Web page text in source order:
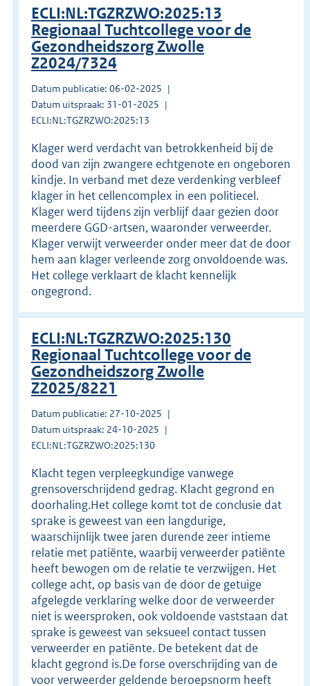
ECLI:NL:TGZRZWO:2025:13
Regionaal Tuchtcollege voor de
Gezondheidszorg Zwolle
Z2024/7324
Datum publicatie: 06-02-2025
Datum uitspraak: 31-01-2025
ECLI:NL:TGZRZWO:2025:13
Klager werd verdacht van betrokkenheid bij de
dood van zijn zwangere echtgenote en ongeboren
kindje. In verband met deze verdenking verbleef
klager in het cellencomplex in een politiecel.
Klager werd tijdens zijn verblijf daar gezien door
meerdere GGD-artsen, waaronder verweerder.
Klager verwijt verweerder onder meer dat de door
hem aan klager verleende zorg onvoldoende was.
Het college verklaart de klacht kennelijk
ongegrond.
ECLI:NL:TGZRZWO:2025:130
Regionaal Tuchtcollege voor de
Gezondheidszorg Zwolle
Z2025/8221
Datum publicatie: 27-10-2025
Datum uitspraak: 24-10-2025
ECLI:NL:TGZRZWO:2025:130
Klacht tegen verpleegkundige vanwege
grensoverschrijdend gedrag. Klacht gegrond en
doorhaling.Het college komt tot de conclusie dat
sprake is geweest van een langdurige,
waarschijnlijk twee jaren durende zeer intieme
relatie met patiënte, waarbij verweerder patiënte
heeft bewogen om de relatie te verzwijgen. Het
college acht, op basis van de door de getuige
afgelegde verklaring welke door de verweerder
niet is weersproken, ook voldoende vaststaan dat
sprake is geweest van seksueel contact tussen
verweerder en patiënte. De betekent dat de
klacht gegrond is.De forse overschrijding van de
voor verweerder geldende beroepsnorm heeft